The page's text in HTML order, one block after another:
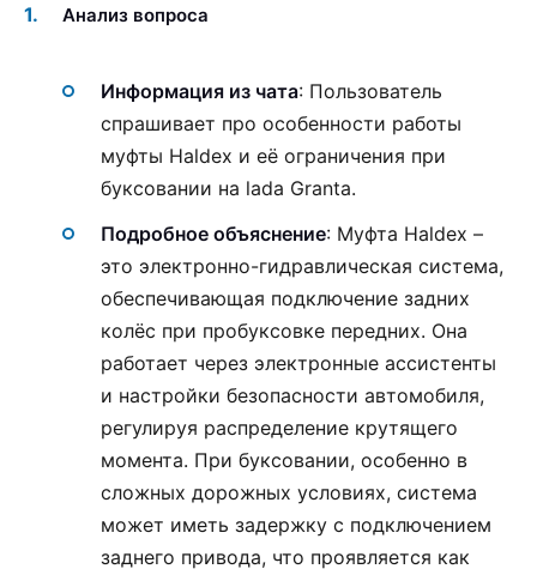
Анализ вопроса
Информация из чата: Пользователь
спрашивает про особенности работы
муфты Haldex и её ограничения при
буксовании на lada Granta.
Подробное объяснение: Муфта Haldex –
это электронно-гидравлическая система,
обеспечивающая подключение задних
колёс при пробуксовке передних. Она
работает через электронные ассистенты
и настройки безопасности автомобиля,
регулируя распределение крутящего
момента. При буксовании, особенно в
сложных дорожных условиях, система
может иметь задержку с подключением
заднего привода, что проявляется как